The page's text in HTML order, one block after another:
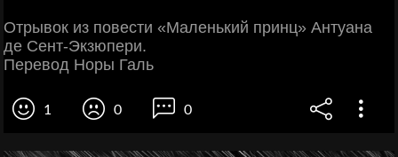
Отрывок из повести «Маленький принц» Антуана
де Сент-Экзюпери.
Перевод Норы Галь
1 0 0